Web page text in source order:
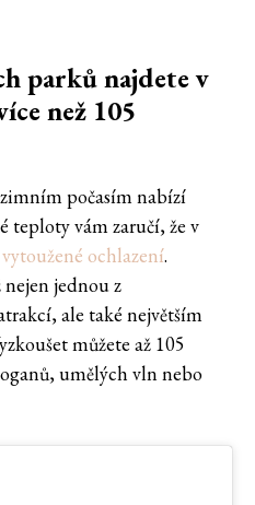
parků najdete v
než 105
počasím nabízí
teploty vám zaručí, že v
vytoužené ochlazení.
jednou z
ale také největším
můžete až 105
umělých vln nebo